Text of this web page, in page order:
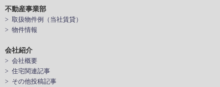
不動産事業部
> 取扱物件例（当社賃貸）
> 物件情報
会社紹介
> 会社概要
> 住宅関連記事
> その他投稿記事